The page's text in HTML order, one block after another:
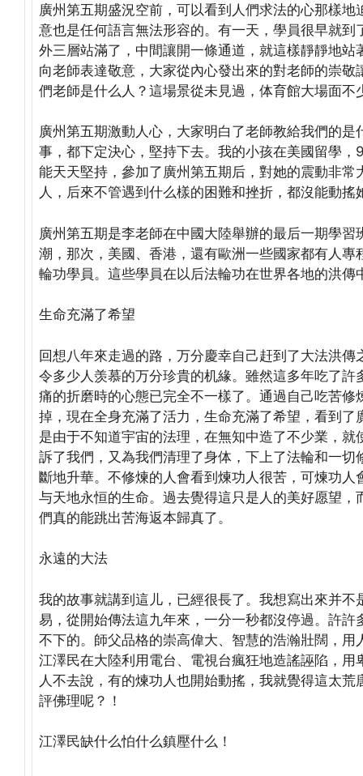
廣州第五期盛況空前，可以看到人們求法的心那樣
意也是任何語言無法形容的。有一天，學員很早就
外三層站滿了，中間讓開一條通道，就這樣靜靜地
向老師表達敬意，大家從內心發出來的對老師的崇
們老師是什么人？這場景從未見過，体育館大場面
廣州第五期激動人心，大家明白了老師教給我們的
事，都下定決心，堅持下去。我的小孩在美國留學
能天天堅持，參加了廣州第五期后，對她的震動非
人，后來不管遇到什么樣的困難和挫折，都沒能動搖
廣州第五期是李老師在中國大陸舉辦的最后一期學
潮，那次，美國、香港，還有歐洲一些國家都有人
輪功學員。這些學員在以后法輪功在世界各地的洪
生命充滿了希望
回想八年來走過的路，万分慶幸自己赶到了大法洪
令多少人羡慕的万分珍貴的机緣。雖然這多年吃了
痛的折磨時的心態已完全不一樣了。通過自己吃苦
掉，現在全身充滿了活力，生命充滿了希望，看到
是由于不知道宇宙的法理，在無知中造了不少業，
訴了我們，又為我們清理了身体，下上了法輪和一
斷地升華。不修煉的人會看到煉功人很苦，可煉功
与天地永恒的生命。過去覺得這只是人的美好愿望
們真的能跳出苦海返本歸真了。
永遠的大法
我的故事就講到這儿，已經很長了。我想寫出來并
易，從開始傳法這九年來，一分一秒都沒停過。許
不下的。師父品格的崇高偉大、智慧的浩瀚壯闊，
江澤民在大陸利用電台、電視台瘋狂地造謠誣陷，
人不去說，有的煉功人也開始動搖，我就覺得這太
評佛理呢？！
江澤民缺什么怕什么鎮壓什么！